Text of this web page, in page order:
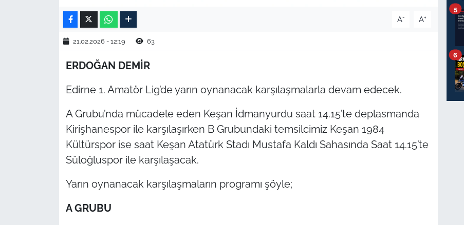
A- A+
21.02.2026 - 12:19 63
ERDOĞAN DEMİR
Edirne 1. Amatör Lig’de yarın oynanacak karşılaşmalarla devam edecek.
A Grubu’nda mücadele eden Keşan İdmanyurdu saat 14.15’te deplasmanda
Kirişhanespor ile karşılaşırken B Grubundaki temsilcimiz Keşan 1984
Kültürspor ise saat Keşan Atatürk Stadı Mustafa Kaldı Sahasında Saat 14.15’te
Süloğluspor ile karşılaşacak.
Yarın oynanacak karşılaşmaların programı şöyle;
A GRUBU
5
6
KIRKLARELİ
ÇANAKKALE
Flaş Haber